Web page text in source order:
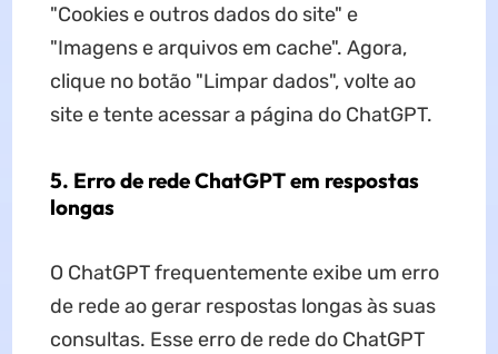
"Cookies e outros dados do site" e
"Imagens e arquivos em cache". Agora,
clique no botão "Limpar dados", volte ao
site e tente acessar a página do ChatGPT.
5. Erro de rede ChatGPT em respostas
longas
O ChatGPT frequentemente exibe um erro
de rede ao gerar respostas longas às suas
consultas. Esse erro de rede do ChatGPT